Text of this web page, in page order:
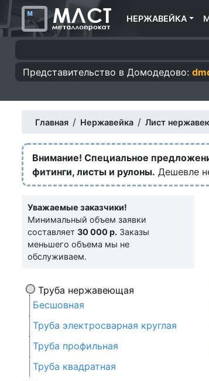
НЕРЖАВЕЙКА
Представительство вДомодедово:
Главная / Нержавейка / Лист
Внимание! Специальное
фитинги, листы и рулоны. Дешевле
Уважаемые заказчики!
Минимальный объем заявки
составляет 30 000 р. Заказы
меньшего объема мы не
обслуживаем.
Труба нержавеющая
Бесшовная
Труба электросварная круглая
Труба профильная
Труба квадратная